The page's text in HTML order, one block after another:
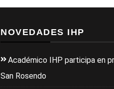
NOVEDADES IHP
Académico IHP participa en
San Rosendo